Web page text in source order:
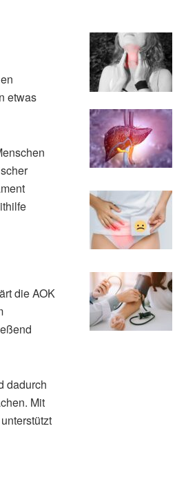
etwas
die AOK
dadurch
Mit